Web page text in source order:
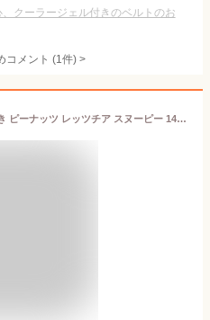
クーラージェル付きのベルトのお
コメント (1件) >
スケーター 保冷剤 ベルト付き ピーナッツ レッツチア スヌーピー 14×8cm CLBB1